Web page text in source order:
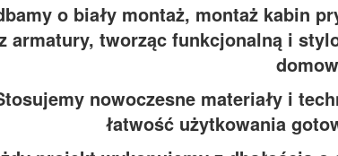
o biały montaż, montaż kabin
armatury, tworząc funkcjonalną i
nowoczesne materiały i
łatwość użytkowania